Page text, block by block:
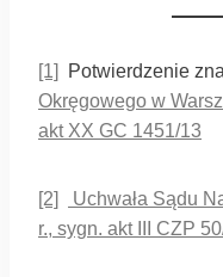
[1] Potwierdzenie
Okręgowego w
akt XX GC 1451/13
[2]
Uchwała Sądu
r., sygn. akt III CZP